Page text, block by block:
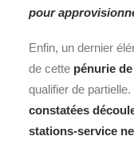
pour
Enfin, un dernier
de cette pénurie
qualifier de partielle.
constatées
stations-service